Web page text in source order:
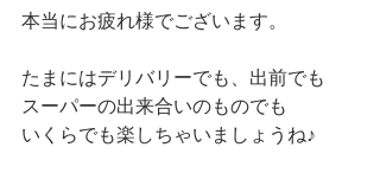
本当にお疲れ様でございます。
たまにはデリバリーでも、出前でも
スーパーの出来合いのものでも
いくらでも楽しちゃいましょうね♪